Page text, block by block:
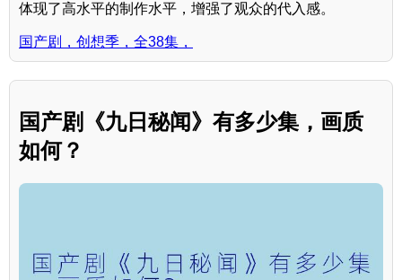
体现了高水平的制作水平，增强了观众的代入感。
国产剧，创想季，全38集，
国产剧《九日秘闻》有多少集，画质
如何？